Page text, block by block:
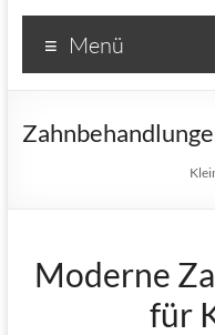
Menü
Moderne
für